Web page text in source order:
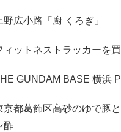
野広小路「廚 くろぎ」
ィットネストラッカーを
GUNDAM BASE 横浜
京都葛飾区高砂のゆで豚
酢